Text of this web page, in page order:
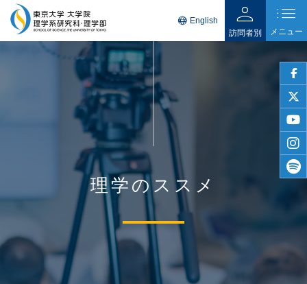
twitter
language English person
訪問者別
list
メニュー
理学のススメ